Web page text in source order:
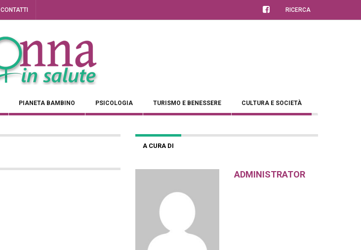
CONTATTI RICERCA
PIANETA BAMBINO PSICOLOGIA TURISMO E BENESSERE CULTURA E SOCIETÀ
A CURA DI
ADMINISTRATOR